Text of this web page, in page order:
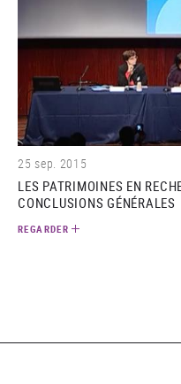
25 sep. 2015
LES PATRIMOINES EN
CONCLUSIONS GÉNÉRALES
REGARDER